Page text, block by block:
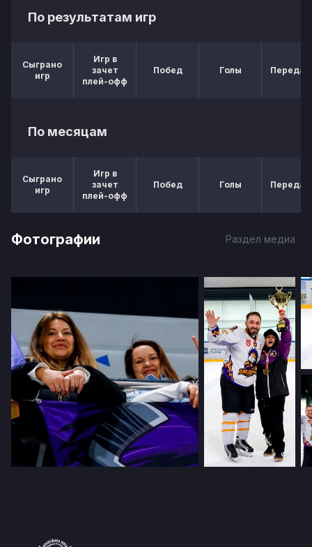
По результатам игр
Сыграно
игр
Игр в
зачет
плей-офф
Побед Голы
По месяцам
Сыграно
игр
Игр в
зачет
плей-офф
Побед Голы
Фотографии Раздел медиа